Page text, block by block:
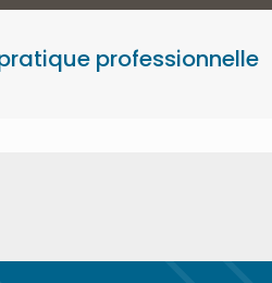
professionnelle